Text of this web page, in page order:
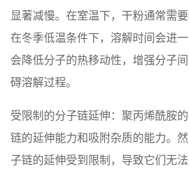
显著减慢。在室温下，干粉通常需
在冬季低温条件下，溶解时间会进
会降低分子的热移动性，增强分子
碍溶解过程。
受限制的分子链延伸：聚丙烯酰胺
链的延伸能力和吸附杂质的能力。
子链的延伸受到限制，导致它们无